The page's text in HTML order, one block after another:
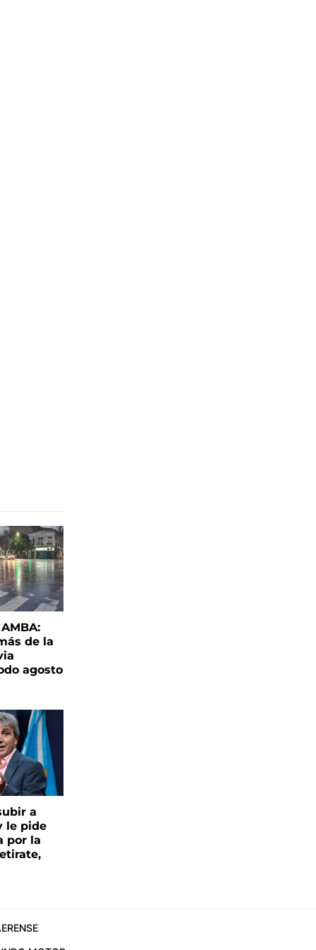
de la
agosto
a
le pide
por la